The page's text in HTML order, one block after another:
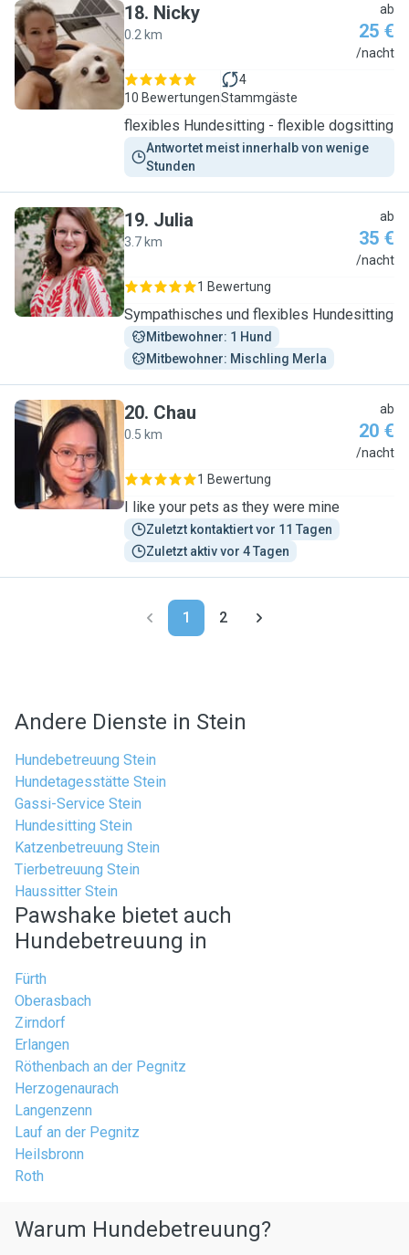
N
18. Nicky
0.2 km
ab
25 €
/nacht
10 Bewertungen
4
Stammgäste
flexibles Hundesitting - flexible dogsitting
Antwortet meist innerhalb von wenige
Stunden
J
19. Julia
3.7 km
ab
35 €
/nacht
1 Bewertung
Sympathisches und flexibles Hundesitting
Mitbewohner: 1 Hund
Mitbewohner: Mischling Merla
C
20. Chau
0.5 km
ab
20 €
/nacht
1 Bewertung
I like your pets as they were mine
Zuletzt kontaktiert vor 11 Tagen
Zuletzt aktiv vor 4 Tagen
1 2
Andere Dienste in Stein
Hundebetreuung Stein
Hundetagesstätte Stein
Gassi-Service Stein
Hundesitting Stein
Katzenbetreuung Stein
Tierbetreuung Stein
Haussitter Stein
Pawshake bietet auch
Hundebetreuung in
Fürth
Oberasbach
Zirndorf
Erlangen
Röthenbach an der Pegnitz
Herzogenaurach
Langenzenn
Lauf an der Pegnitz
Heilsbronn
Roth
Warum Hundebetreuung?